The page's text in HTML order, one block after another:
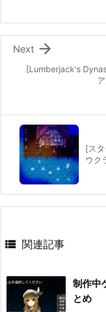
[Lumberjack's

Next
[ス
ウク
 関連記事
制作中
とめ